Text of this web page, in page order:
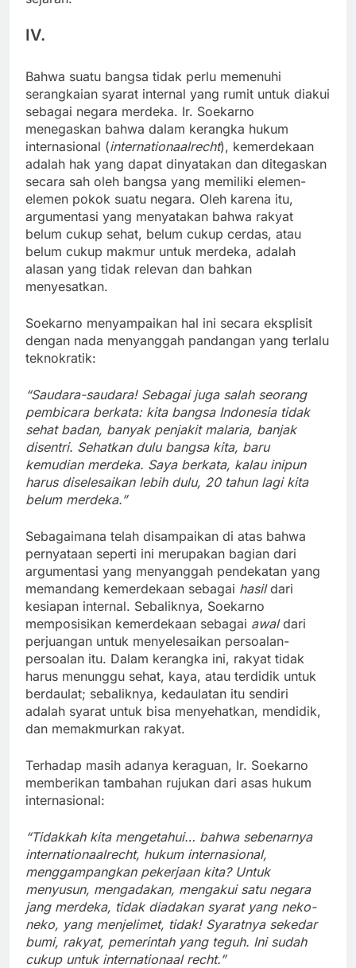
IV.
Bahwa suatu bangsa tidak perlu memenuhi
serangkaian syarat internal yang rumit untuk diakui
sebagai negara merdeka. Ir. Soekarno
menegaskan bahwa dalam kerangka hukum
internasional (internationaalrecht), kemerdekaan
adalah hak yang dapat dinyatakan dan ditegaskan
secara sah oleh bangsa yang memiliki elemen-
elemen pokok suatu negara. Oleh karena itu,
argumentasi yang menyatakan bahwa rakyat
belum cukup sehat, belum cukup cerdas, atau
belum cukup makmur untuk merdeka, adalah
alasan yang tidak relevan dan bahkan
menyesatkan.
Soekarno menyampaikan hal ini secara eksplisit
dengan nada menyanggah pandangan yang terlalu
teknokratik:
“Saudara-saudara! Sebagai juga salah seorang
pembicara berkata: kita bangsa Indonesia tidak
sehat badan, banyak penjakit malaria, banjak
disentri. Sehatkan dulu bangsa kita, baru
kemudian merdeka. Saya berkata, kalau inipun
harus diselesaikan lebih dulu, 20 tahun lagi kita
belum merdeka.”
Sebagaimana telah disampaikan di atas bahwa
pernyataan seperti ini merupakan bagian dari
argumentasi yang menyanggah pendekatan yang
memandang kemerdekaan sebagai hasildari
kesiapan internal. Sebaliknya, Soekarno
memposisikan kemerdekaan sebagai awaldari
perjuangan untuk menyelesaikan persoalan-
persoalan itu. Dalam kerangka ini, rakyat tidak
harus menunggu sehat, kaya, atau terdidik untuk
berdaulat; sebaliknya, kedaulatan itu sendiri
adalah syarat untuk bisa menyehatkan, mendidik,
dan memakmurkan rakyat.
Terhadap masih adanya keraguan, Ir. Soekarno
memberikan tambahan rujukan dari asas hukum
internasional:
“Tidakkah kita mengetahui… bahwa sebenarnya
internationaalrecht, hukum internasional,
menggampangkan pekerjaan kita? Untuk
menyusun, mengadakan, mengakui satu negara
jang merdeka, tidak diadakan syarat yang neko-
neko, yang menjelimet, tidak! Syaratnya sekedar
bumi, rakyat, pemerintah yang teguh. Ini sudah
cukup untuk internationaal recht.”